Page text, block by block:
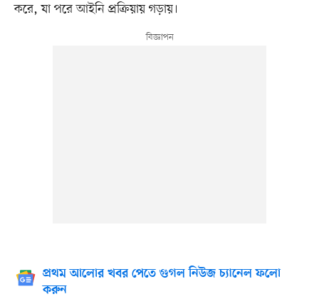
করে, যা পরে আইনি প্রক্রিয়ায় গড়ায়।
প্রথম আলোর খবর পেতে গুগল নিউজ চ্যানেল ফলো
করুন